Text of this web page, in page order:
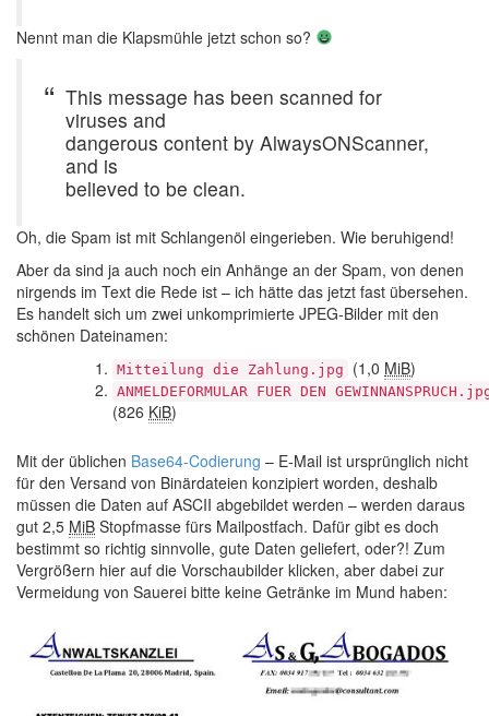
Nennt man die Klapsmühle jetzt schon so?
This message has been scanned for
viruses and
dangerous content by AlwaysONScanner,
and is
believed to be clean.
Oh, die Spam ist mit Schlangenöl eingerieben. Wie beruhigend!
Aber da sind ja auch noch ein Anhänge an der Spam, von denen
nirgends im Text die Rede ist – ich hätte das jetzt fast übersehen.
Es handelt sich um zwei unkomprimierte JPEG-Bilder mit den
schönen Dateinamen:
Mitteilung die Zahlung.jpg (1,0 MiB)
ANMELDEFORMULAR FUER DEN
(826 KiB)
Mit der üblichen Base64-Codierung – E-Mail ist ursprünglich nicht
für den Versand von Binärdateien konzipiert worden, deshalb
müssen die Daten auf ASCII abgebildet werden – werden daraus
gut 2,5 MiB Stopfmasse fürs Mailpostfach. Dafür gibt es doch
bestimmt so richtig sinnvolle, gute Daten geliefert, oder?! Zum
Vergrößern hier auf die Vorschaubilder klicken, aber dabei zur
Vermeidung von Sauerei bitte keine Getränke im Mund haben: